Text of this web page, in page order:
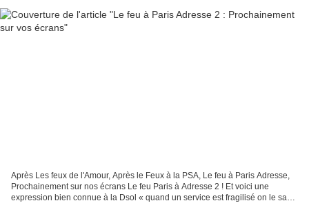
Après Les feux de l'Amour, Après le Feux à la PSA, Le feu à Paris Adresse,
Prochainement sur nos écrans Le feu Paris à Adresse 2 ! Et voici une
expression bien connue à la Dsol « quand un service est fragilisé on le sape